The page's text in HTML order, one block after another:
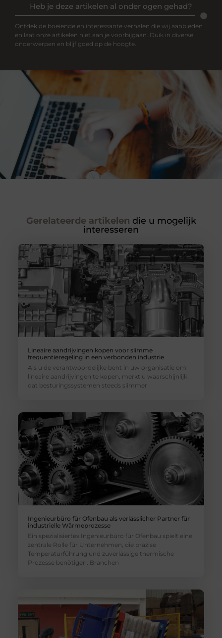
Heb je deze artikelen al onder ogen gehad?
Ontdek de boeiende en interessante verhalen die wij aanbieden
en laat onze artikelen niet aan je voorbijgaan. Duik in diverse
onderwerpen en blijf goed op de hoogte.
Gerelateerde artikelen die u mogelijk
interesseren
Lineaire aandrijvingen kopen voor slimme
frequentieregeling in een verbonden industrie
Als u de verantwoordelijke bent in uw organisatie om
lineaire aandrijvingen te kopen, merkt u waarschijnlijk
dat besturingssystemen steeds slimmer
Ingenieurbüro für Ofenbau als verlässlicher Partner für
industrielle Wärmeprozesse
Ein spezialisiertes Ingenieurbüro für Ofenbau spielt eine
zentrale Rolle für Unternehmen, die präzise
Temperaturführung und zuverlässige thermische
Prozesse benötigen. Branchen